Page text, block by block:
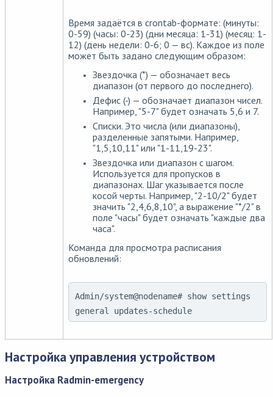
Время задаётся в crontab-формате: (минуты:
0-59) (часы: 0-23) (дни месяца: 1-31) (месяц: 1-
12) (день недели: 0-6; 0 — вс). Каждое из поле
может быть задано следующим образом:
Звездочка (*) — обозначает весь
диапазон (от первого до последнего).
Дефис (-) — обозначает диапазон чисел.
Например, "5-7" будет означать 5,6 и 7.
Списки. Это числа (или диапазоны),
разделенные запятыми. Например,
"1,5,10,11" или "1-11,19-23".
Звездочка или диапазон с шагом.
Используется для пропусков в
диапазонах. Шаг указывается после
косой черты. Например, "2-10/2" будет
значить "2,4,6,8,10", а выражение "*/2" в
поле "часы" будет означать "каждые два
часа".
Команда для просмотра расписания
обновлений:
Admin/system@nodename# show settings
general updates-schedule
Настройка управления устройством
Настройка Radmin-emergency